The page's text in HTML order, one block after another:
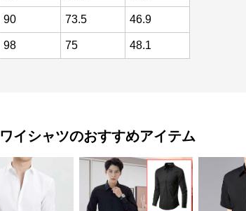
90 73.5 46.9
98 75 48.1
ワイシャツのおすすめアイテム